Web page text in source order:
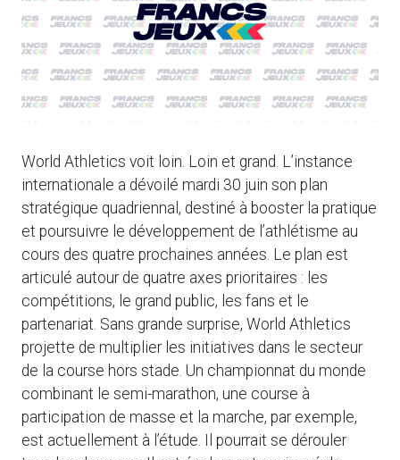
World Athletics voit loin. Loin et grand. L’instance
internationale a dévoilé mardi 30 juin son plan
stratégique quadriennal, destiné à booster la pratique
et poursuivre le développement de l’athlétisme au
cours des quatre prochaines années. Le plan est
articulé autour de quatre axes prioritaires : les
compétitions, le grand public, les fans et le
partenariat. Sans grande surprise, World Athletics
projette de multiplier les initiatives dans le secteur
de la course hors stade. Un championnat du monde
combinant le semi-marathon, une course à
participation de masse et la marche, par exemple,
est actuellement à l’étude. Il pourrait se dérouler